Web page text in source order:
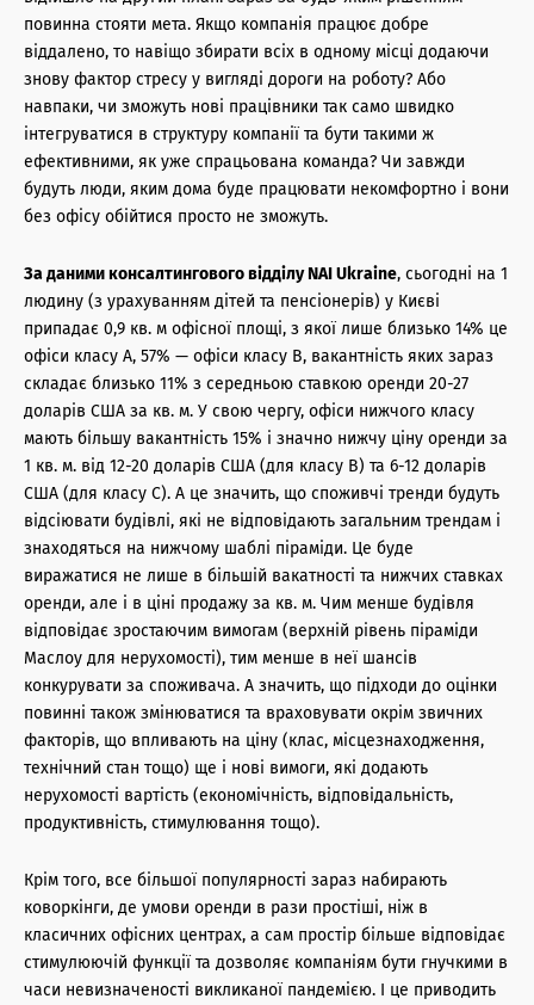
повинна стояти мета. Якщо компанія працює добре
віддалено, то навіщо збирати всіх в одному місці додаючи
знову фактор стресу у вигляді дороги на роботу? Або
навпаки, чи зможуть нові працівники так само швидко
інтегруватися в структуру компанії та бути такими ж
ефективними, як уже спрацьована команда? Чи завжди
будуть люди, яким дома буде працювати некомфортно і вони
без офісу обійтися просто не зможуть.
За даними консалтингового відділу NAI Ukraine, сьогодні на 1
людину (з урахуванням дітей та пенсіонерів) у Києві
припадає 0,9 кв. м офісної площі, з якої лише близько 14% це
офіси класу А, 57% — офіси класу В, вакантність яких зараз
складає близько 11% з середньою ставкою оренди 20-27
доларів США за кв. м. У свою чергу, офіси нижчого класу
мають більшу вакантність 15% і значно нижчу ціну оренди за
1 кв. м. від 12-20 доларів США (для класу В) та 6-12 доларів
США (для класу С). А це значить, що споживчі тренди будуть
відсіювати будівлі, які не відповідають загальним трендам і
знаходяться на нижчому шаблі піраміди. Це буде
виражатися не лише в більшій вакатності та нижчих ставках
оренди, але і в ціні продажу за кв. м. Чим менше будівля
відповідає зростаючим вимогам (верхній рівень піраміди
Маслоу для нерухомості), тим менше в неї шансів
конкурувати за споживача. А значить, що підходи до оцінки
повинні також змінюватися та враховувати окрім звичних
факторів, що впливають на ціну (клас, місцезнаходження,
технічний стан тощо) ще і нові вимоги, які додають
нерухомості вартість (економічність, відповідальність,
продуктивність, стимулювання тощо).
Крім того, все більшої популярності зараз набирають
коворкінги, де умови оренди в рази простіші, ніж в
класичних офісних центрах, а сам простір більше відповідає
стимулюючій функції та дозволяє компаніям бути гнучкими в
часи невизначеності викликаної пандемією. І це приводить